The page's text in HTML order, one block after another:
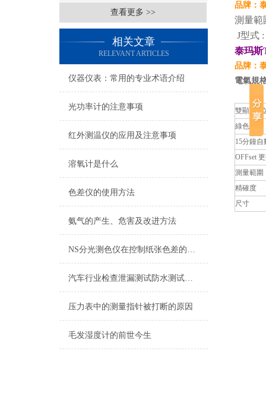
查看更多 >>
相关文章
RELEVANT ARTICLES
仪器仪表：常用的专业术语介绍
光功率计的注意事项
红外测温仪的应用及注意事项
溶氧计是什么
色差仪的使用方法
氨气的产生、危害及改进方法
NS分光测色仪在控制纸张色差的应用
汽车行业检查泄漏测试防水测试方案
压力表中的测量指针被打断的原因
毛发湿度计的前世今生
品牌：
測量範
J型式 :
泰玛斯
品牌：
電氣規
雙顯示5
綠色節能
15分鐘
OFFset
測量範圍
精確度
尺寸